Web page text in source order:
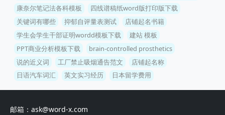
康奈尔笔记法各科模板
四线谱稿纸word版打印版下载
关键词有哪些
抑郁自评量表测试
店铺起名书籍
学生会学生干部证明wordd模板下载
建站 模板
PPT商业分析模板下载
brain-controlled prosthetics
说的近义词
工厂禁止吸烟通告范文
店铺起名称
日语汽车词汇
英文实习经历 日本留学费用
邮箱：ask@word-x.com